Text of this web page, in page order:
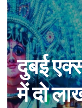
दुबई
में दो